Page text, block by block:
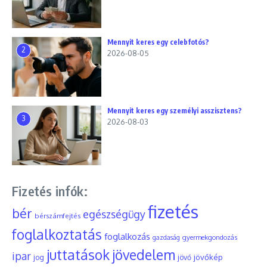
2
Mennyit keres egy celebfotós?
2026-08-05
3
Mennyit keres egy személyi asszisztens?
2026-08-03
Fizetés infók:
bér bérszámfejtés egészségügyfizetés
foglalkoztatás foglalkozás gazdaság gyermekgondozás
ipar jog juttatások jövedelem jövő jövőkép